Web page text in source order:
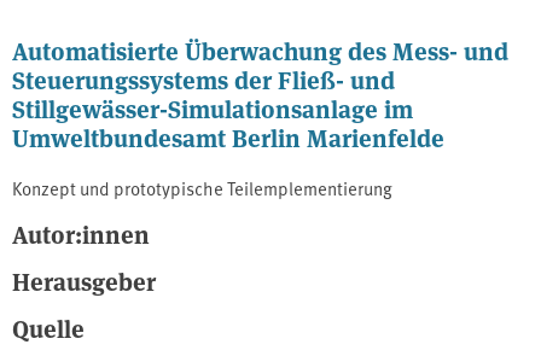
Automatisierte Überwachung des Mess- und
Steuerungssystems der Fließ- und
Stillgewässer-Simulationsanlage im
Umweltbundesamt Berlin Marienfelde
Konzept und prototypische Teilemplementierung
Autor:innen
Herausgeber
Quelle